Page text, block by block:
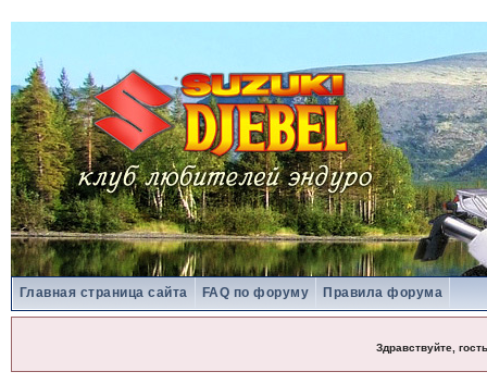
Главная страница сайта FAQ по форуму Правила форума
Здравствуйте, гость